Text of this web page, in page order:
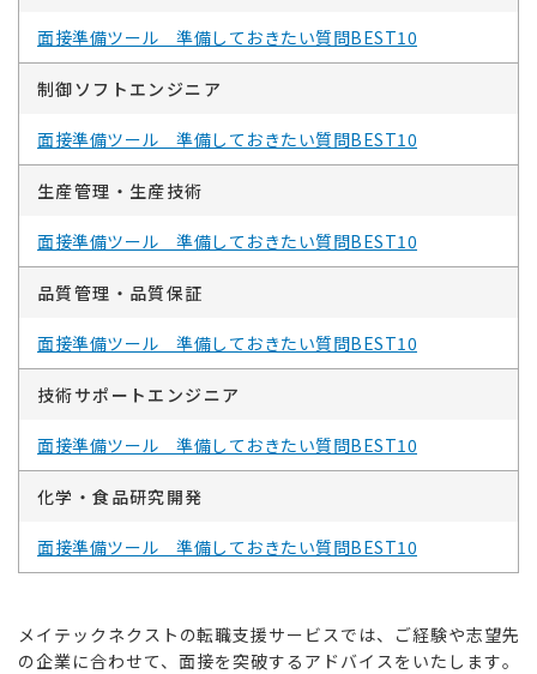
面接準備ツール 準備しておきたい質問BEST10
制御ソフトエンジニア
面接準備ツール 準備しておきたい質問BEST10
生産管理・生産技術
面接準備ツール 準備しておきたい質問BEST10
品質管理・品質保証
面接準備ツール 準備しておきたい質問BEST10
技術サポートエンジニア
面接準備ツール 準備しておきたい質問BEST10
化学・食品研究開発
面接準備ツール 準備しておきたい質問BEST10
メイテックネクストの転職支援サービスでは、ご経験や志望先
の企業に合わせて、面接を突破するアドバイスをいたします。